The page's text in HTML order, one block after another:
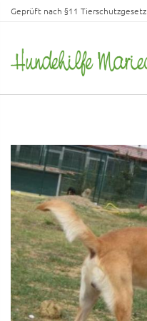
Geprüft nach §11 Tierschutzgesetz